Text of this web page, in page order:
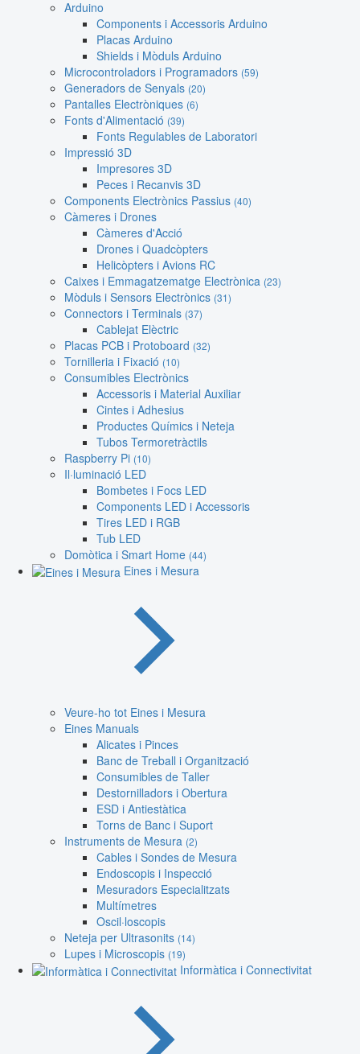
Arduino
Components i Accessoris Arduino
Placas Arduino
Shields i Mòduls Arduino
Microcontroladors i Programadors (59)
Generadors de Senyals (20)
Pantalles Electròniques (6)
Fonts d'Alimentació (39)
Fonts Regulables de Laboratori
Impressió 3D
Impresores 3D
Peces i Recanvis 3D
Components Electrònics Passius (40)
Càmeres i Drones
Càmeres d'Acció
Drones i Quadcòpters
Helicòpters i Avions RC
Caixes i Emmagatzematge Electrònica (23)
Mòduls i Sensors Electrònics (31)
Connectors i Terminals (37)
Cablejat Elèctric
Placas PCB i Protoboard (32)
Tornilleria i Fixació (10)
Consumibles Electrònics
Accessoris i Material Auxiliar
Cintes i Adhesius
Productes Químics i Neteja
Tubos Termoretràctils
Raspberry Pi (10)
Il·luminació LED
Bombetes i Focs LED
Components LED i Accessoris
Tires LED i RGB
Tub LED
Domòtica i Smart Home (44)
Eines i Mesura
Veure-ho tot Eines i Mesura
Eines Manuals
Alicates i Pinces
Banc de Treball i Organització
Consumibles de Taller
Destornilladors i Obertura
ESD i Antiestàtica
Torns de Banc i Suport
Instruments de Mesura (2)
Cables i Sondes de Mesura
Endoscopis i Inspecció
Mesuradors Especialitzats
Multímetres
Oscil·loscopis
Neteja per Ultrasonits (14)
Lupes i Microscopis (19)
Informàtica i Connectivitat